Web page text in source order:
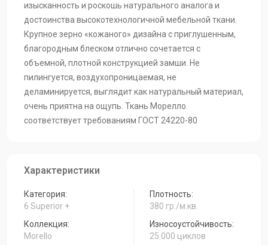
Morello-Ivory Morello-Green Morello-Grafit
Morello-Desert Morello-Chocolate Morello-Brown
Morello-Bitter Morello-Atlantic Morello
изысканность и роскошь натурального аналога и
достоинства высокотехнологичной мебельной ткани.
Крупное зерно «кожаного» дизайна с приглушенным,
благородным блеском отлично сочетается с
объемной, плотной конструкцией замши. Не
пилингуется, воздухопроницаемая, не
деламинируется, выглядит как натуральный материал,
очень приятна на ощупь. Ткань Морелло
соответствует требованиям ГОСТ 24220-80
Характеристики
Категория:
6 Superior +
Плотность:
380 гр./м.кв.
Коллекция:
Morello
Износоустойчивость:
25 000 циклов